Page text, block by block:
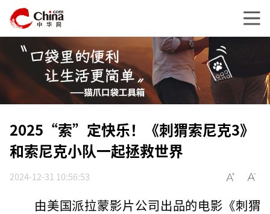
2025“索”定快乐！《刺猬索尼克3》
和索尼克小队一起拯救世界
2024-12-31 10:56:53
由美国派拉蒙影片公司出品的电影《刺猬